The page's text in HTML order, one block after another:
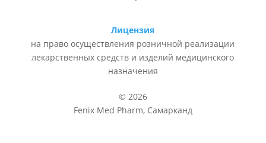
Лицензия
на право осуществления розничной реализации
лекарственных средств и изделий медицинского
назначения
© 2026
Fenix Med Pharm, Самарканд